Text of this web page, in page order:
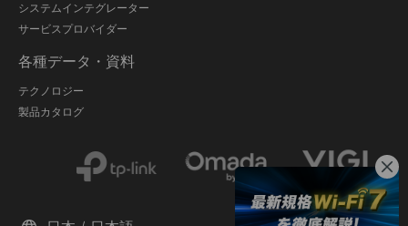
システムインテグレーター
サービスプロバイダー
各種データ・資料
テクノロジー
製品カタログ